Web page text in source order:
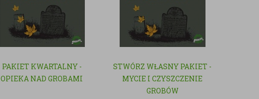
PAKIET KWARTALNY -
OPIEKA NAD GROBAMI
STWÓRZ WŁASNY PAKIET -
MYCIE I CZYSZCZENIE
GROBÓW